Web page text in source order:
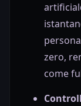
zero,
come